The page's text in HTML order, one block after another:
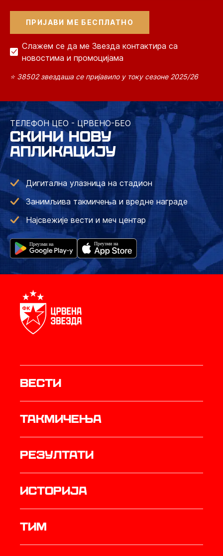
Слажем се да ме Звезда контактира са
новостима и промоцијама
⭐ 38502 звездаша се пријавило у току сезоне 2025/26
ТЕЛЕФОН ЦЕО - ЦРВЕНО-БЕО
СКИНИ НОВУ
АПЛИКАЦИЈУ
Дигитална улазница на стадион
Занимљива такмичења и вредне награде
Најсвежије вести и меч центар
Вести
Такмичења
резултати
историја
ТИМ